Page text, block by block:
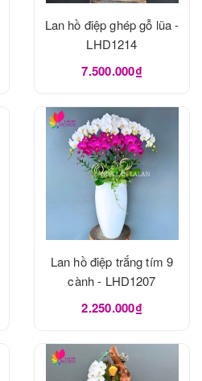
Lan hồ điệp ghép gỗ lũa -
LHD1214
7.500.000₫
Lan hồ điệp trắng tím 9
cành - LHD1207
2.250.000₫